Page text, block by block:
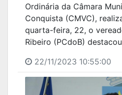
Ordinária da Câmara
Conquista (CMVC),
quarta-feira, 22, o
Ribeiro (PCdoB)
22/11/2023 10:55:00